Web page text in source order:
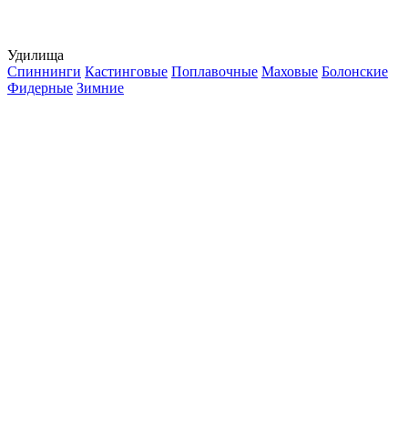
Удилища
Спиннинги Кастинговые Поплавочные Маховые Болонские
Фидерные Зимние